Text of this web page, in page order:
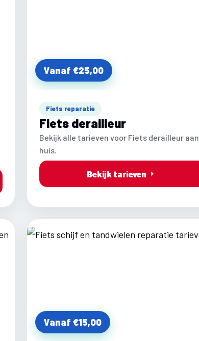
Vanaf €25,00
Fiets reparatie
Fiets derailleur
Bekijk alle tarieven voor Fiets derailleur aan
huis.
Bekijk tarieven
Vanaf €15,00